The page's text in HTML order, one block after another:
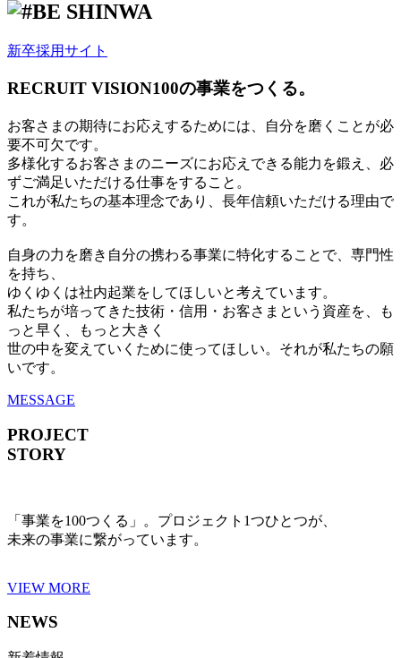
新卒採用サイト
RECRUIT VISION100の事業をつくる。
お客さまの期待にお応えするためには、自分を磨くことが必
要不可欠です。
多様化するお客さまのニーズにお応えできる能力を鍛え、必
ずご満足いただける仕事をすること。
これが私たちの基本理念であり、長年信頼いただける理由で
す。
自身の力を磨き自分の携わる事業に特化することで、専門性
を持ち、
ゆくゆくは社内起業をしてほしいと考えています。
私たちが培ってきた技術・信用・お客さまという資産を、も
っと早く、もっと大きく
世の中を変えていくために使ってほしい。それが私たちの願
いです。
MESSAGE
PROJECT
STORY
「事業を100つくる」。プロジェクト1つひとつが、
未来の事業に繋がっています。
VIEW MORE
NEWS